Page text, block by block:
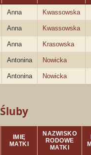
Anna Kwassowska
Anna Kwassowska
Anna Krasowska
Antonina Nowicka
Antonina Nowicka
Śluby
IMIĘ
MATKI
NAZWISKO
RODOWE
MATKI